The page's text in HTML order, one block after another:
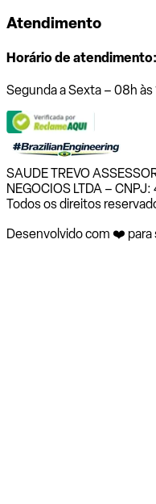
Atendimento
Horário de atendimento:
Segunda a Sexta – 08h
SAUDE TREVO
NEGOCIOS LTDA –
Todos os direitos
Desenvolvido com ❤️ para